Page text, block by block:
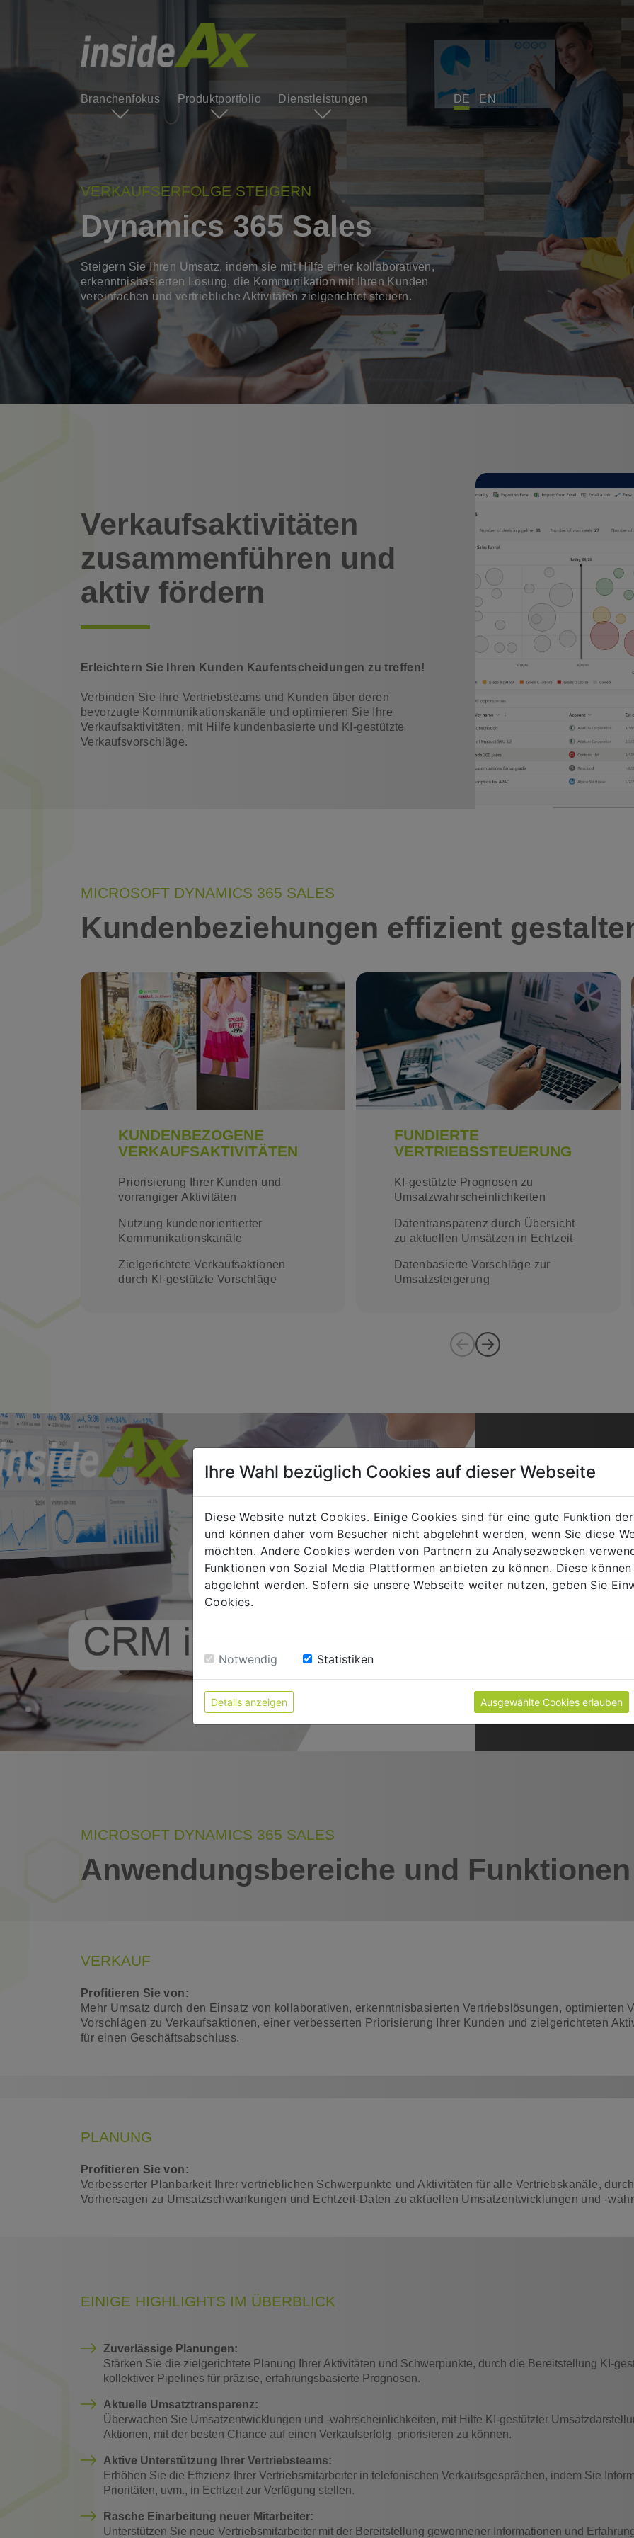
Branchenfokus Produktportfolio Dienstleistungen DE EN
VERKAUFSERFOLGE STEIGERN
Dynamics 365 Sales
Steigern Sie Ihren Umsatz, indem sie mit Hilfe einer kollaborativen,
erkenntnisbasierten Lösung, die Kommunikation mit Ihren Kunden
vereinfachen und vertriebliche Aktivitäten zielgerichtet steuern.
Verkaufsaktivitäten
zusammenführen und
aktiv fördern
Erleichtern Sie Ihren Kunden Kaufentscheidungen zu treffen!
Verbinden Sie Ihre Vertriebsteams und Kunden über deren
bevorzugte Kommunikationskanäle und optimieren Sie Ihre
Verkaufsaktivitäten, mit Hilfe kundenbasierte und KI-gestützte
Verkaufsvorschläge.
MICROSOFT DYNAMICS 365 SALES
Kundenbeziehungen effizient
KUNDENBEZOGENE
VERKAUFSAKTIVITÄTEN
Priorisierung Ihrer Kunden und
vorrangiger Aktivitäten
Nutzung kundenorientierter
Kommunikationskanäle
Zielgerichtete Verkaufsaktionen
durch KI-gestützte Vorschläge
FUNDIERTE
VERTRIEBSSTEUERUNG
KI-gestützte Prognosen zu
Umsatzwahrscheinlichkeiten
Datentransparenz durch Übersicht
zu aktuellen Umsätzen in Echtzeit
Datenbasierte Vorschläge zur
Umsatzsteigerung
SPHÄREN
Sie wollen rasch und
einführen?
CRM2GO - Details
MICROSOFT DYNAMICS 365 SALES
Anwendungsbereiche und Funktionen
VERKAUF
Profitieren Sie von:
Mehr Umsatz durch den Einsatz von kollaborativen, erkenntnisbasierten Vertriebslösungen, optimierten
Vorschlägen zu Verkaufsaktionen, einer verbesserten Priorisierung Ihrer Kunden und zielgerichteten
für einen Geschäftsabschluss.
PLANUNG
Profitieren Sie von:
Verbesserter Planbarkeit Ihrer vertrieblichen Schwerpunkte und Aktivitäten für alle Vertriebskanäle,
Vorhersagen zu Umsatzschwankungen und Echtzeit-Daten zu aktuellen Umsatzentwicklungen und -
EINIGE HIGHLIGHTS IM ÜBERBLICK
Zuverlässige Planungen:
Stärken Sie die zielgerichtete Planung Ihrer Aktivitäten und Schwerpunkte, durch die Bereitstellung KI-
kollektiver Pipelines für präzise, erfahrungsbasierte Prognosen.
Aktuelle Umsatztransparenz:
Überwachen Sie Umsatzentwicklungen und -wahrscheinlichkeiten, mit Hilfe KI-gestützter
Aktionen, mit der besten Chance auf einen Verkaufserfolg, priorisieren zu können.
Aktive Unterstützung Ihrer Vertriebsteams:
Erhöhen Sie die Effizienz Ihrer Vertriebsmitarbeiter in telefonischen Verkaufsgesprächen, indem Sie
Prioritäten, uvm., in Echtzeit zur Verfügung stellen.
Rasche Einarbeitung neuer Mitarbeiter:
Unterstützen Sie neue Vertriebsmitarbeiter mit der Bereitstellung gewonnener Informationen und
Ihre Wahl bezüglich Cookies auf dieser Webseite
Diese Website nutzt Cookies. Einige Cookies sind für eine gute Funktion
und können daher vom Besucher nicht abgelehnt werden, wenn Sie diese
möchten. Andere Cookies werden von Partnern zu Analysezwecken
Funktionen von Sozial Media Plattformen anbieten zu können. Diese
abgelehnt werden. Sofern sie unsere Webseite weiter nutzen, geben Sie
Cookies.
Notwendig Statistiken
Details anzeigen Ausgewählte Cookies erlauben